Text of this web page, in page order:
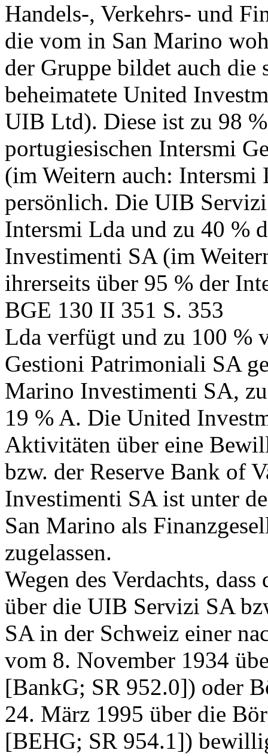
Handels-, Verkehrs- und
die vom in San Marino
der Gruppe bildet auch die
beheimatete United
UIB Ltd). Diese ist zu 98
portugiesischen Intersmi
(im Weitern auch:
persönlich. Die UIB
Intersmi Lda und zu 40 %
Investimenti SA (im
ihrerseits über 95 % der
BGE 130 II 351 S. 353
Lda verfügt und zu 100
Gestioni Patrimoniali SA
Marino Investimenti SA,
19 % A. Die United
Aktivitäten über eine
bzw. der Reserve Bank of
Investimenti SA ist unter
San Marino als
zugelassen.
Wegen des Verdachts,
über die UIB Servizi SA
SA in der Schweiz einer
vom 8. November 1934
[BankG; SR 952.0]) oder
24. März 1995 über die
[BEHG; SR 954.1])